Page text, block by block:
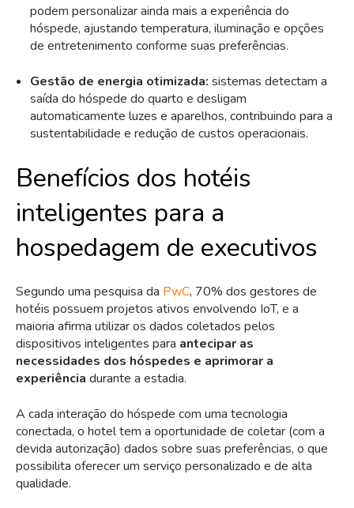
podem personalizar ainda mais a experiência do
hóspede, ajustando temperatura, iluminação e opções
de entretenimento conforme suas preferências.
Gestão de energia otimizada: sistemas detectam a
saída do hóspede do quarto e desligam
automaticamente luzes e aparelhos, contribuindo para a
sustentabilidade e redução de custos operacionais.
Benefícios dos hotéis
inteligentes para a
hospedagem de executivos
Segundo uma pesquisa da PwC, 70% dos gestores de
hotéis possuem projetos ativos envolvendo IoT, e a
maioria afirma utilizar os dados coletados pelos
dispositivos inteligentes para antecipar as
necessidades dos hóspedes e aprimorar a
experiência durante a estadia.
A cada interação do hóspede com uma tecnologia
conectada, o hotel tem a oportunidade de coletar (com a
devida autorização) dados sobre suas preferências, o que
possibilita oferecer um serviço personalizado e de alta
qualidade.